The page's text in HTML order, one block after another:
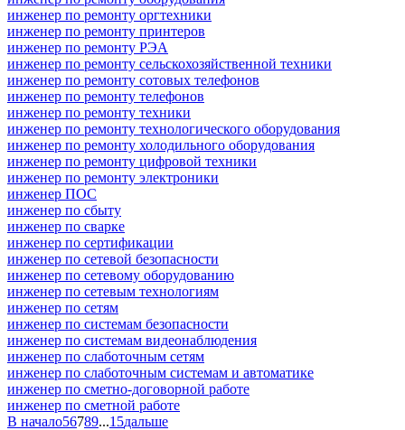
инженер по ремонту оргтехники
инженер по ремонту принтеров
инженер по ремонту РЭА
инженер по ремонту сельскохозяйственной техники
инженер по ремонту сотовых телефонов
инженер по ремонту телефонов
инженер по ремонту техники
инженер по ремонту технологического оборудования
инженер по ремонту холодильного оборудования
инженер по ремонту цифровой техники
инженер по ремонту электроники
инженер ПОС
инженер по сбыту
инженер по сварке
инженер по сертификации
инженер по сетевой безопасности
инженер по сетевому оборудованию
инженер по сетевым технологиям
инженер по сетям
инженер по системам безопасности
инженер по системам видеонаблюдения
инженер по слаботочным сетям
инженер по слаботочным системам и автоматике
инженер по сметно-договорной работе
инженер по сметной работе
В начало56789...15дальше